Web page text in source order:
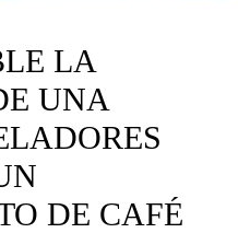
LA
UNA
DE CAFÉ